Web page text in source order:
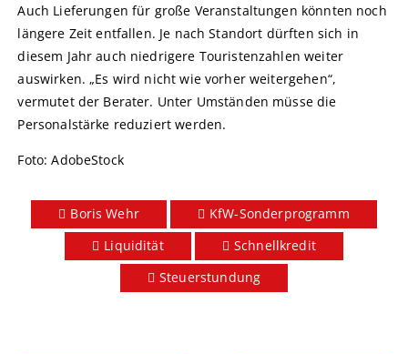
Auch Lieferungen für große Veranstaltungen könnten noch
längere Zeit entfallen. Je nach Standort dürften sich in
diesem Jahr auch niedrigere Touristenzahlen weiter
auswirken. „Es wird nicht wie vorher weitergehen“,
vermutet der Berater. Unter Umständen müsse die
Personalstärke reduziert werden.
Foto: AdobeStock
Boris Wehr
KfW-Sonderprogramm
Liquidität
Schnellkredit
Steuerstundung